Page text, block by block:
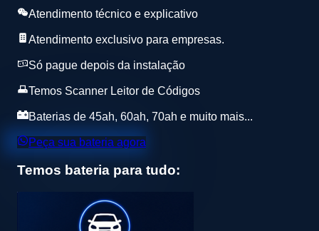
Atendimento técnico e explicativo
Atendimento exclusivo para empresas.
Só pague depois da instalação
Temos Scanner Leitor de Códigos
Baterias de 45ah, 60ah, 70ah e muito mais...
Peça sua bateria agora
Temos bateria para tudo: